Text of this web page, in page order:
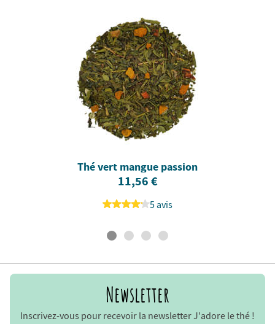
Thé vert mangue passion
11,56 €
5 avis
Newsletter
Inscrivez-vous pour recevoir la newsletter J'adore le thé !